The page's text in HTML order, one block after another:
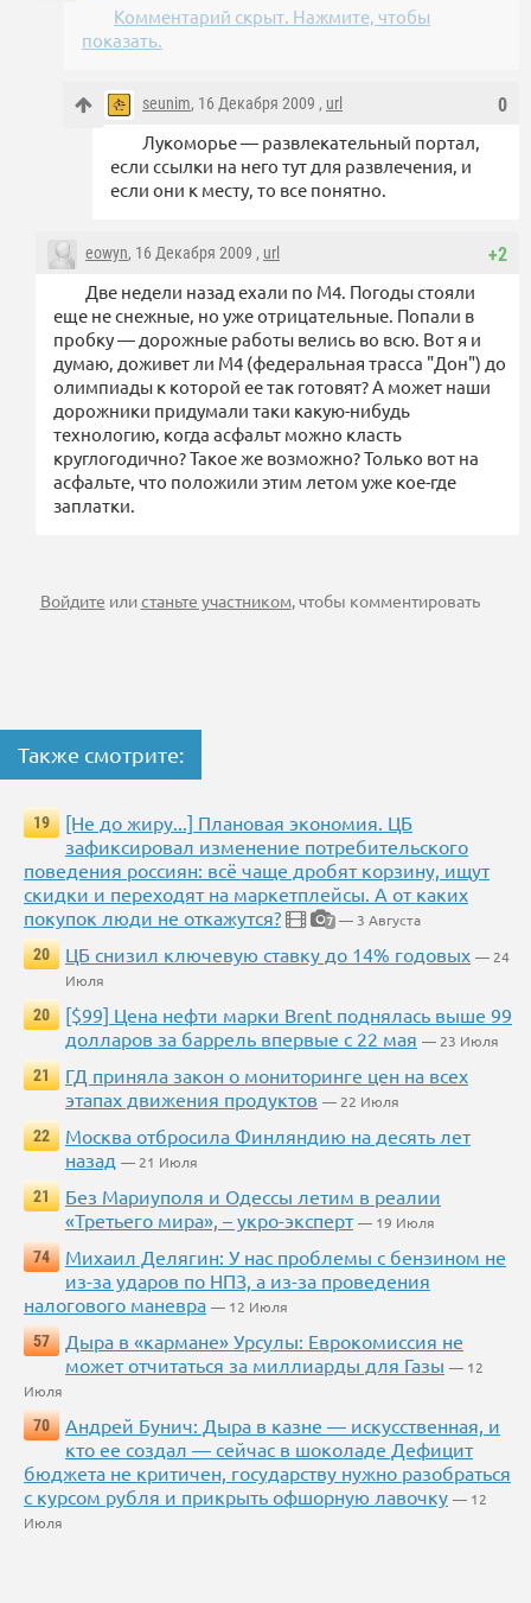
Комментарий скрыт. Нажмите, чтобы
показать.
0
seunim, 16 Декабря 2009 , url
Лукоморье — развлекательный портал,
если ссылки на него тут для развлечения, и
если они к месту, то все понятно.
+2
eowyn, 16 Декабря 2009 , url
Две недели назад ехали по М4. Погоды стояли
еще не снежные, но уже отрицательные. Попали в
пробку — дорожные работы велись во всю. Вот я и
думаю, доживет ли М4 (федеральная трасса "Дон") до
олимпиады к которой ее так готовят? А может наши
дорожники придумали таки какую-нибудь
технологию, когда асфальт можно класть
круглогодично? Такое же возможно? Только вот на
асфальте, что положили этим летом уже кое-где
заплатки.
Войдите илистаньте участником, чтобы комментировать
Также смотрите:
19
[Не до жиру...] Плановая экономия. ЦБ
зафиксировал изменение потребительского
поведения россиян: всё чаще дробят корзину, ищут
скидки и переходят на маркетплейсы. А от каких
покупок люди не откажутся?
7 — 3 Августа
20
ЦБ снизил ключевую ставку до 14% годовых — 24
Июля
20
[$99] Цена нефти марки Brent поднялась выше 99
долларов за баррель впервые с 22 мая — 23 Июля
21
ГД приняла закон о мониторинге цен на всех
этапах движения продуктов — 22 Июля
22
Москва отбросила Финляндию на десять лет
назад — 21 Июля
21
Без Мариуполя и Одессы летим в реалии
«Третьего мира», – укро-эксперт — 19 Июля
74
Михаил Делягин: У нас проблемы с бензином не
из-за ударов по НПЗ, а из-за проведения
налогового маневра — 12 Июля
57
Дыра в «кармане» Урсулы: Еврокомиссия не
может отчитаться за миллиарды для Газы — 12
Июля
70
Андрей Бунич: Дыра в казне — искусственная, и
кто ее создал — сейчас в шоколаде Дефицит
бюджета не критичен, государству нужно разобраться
с курсом рубля и прикрыть офшорную лавочку — 12
Июля